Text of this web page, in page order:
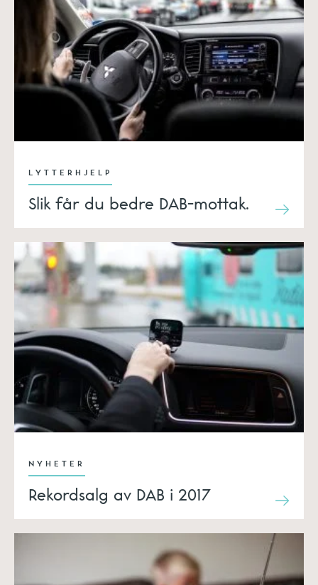
LYTTERHJELP
Slik får du bedre DAB-mottak.
NYHETER
Rekordsalg av DAB i 2017